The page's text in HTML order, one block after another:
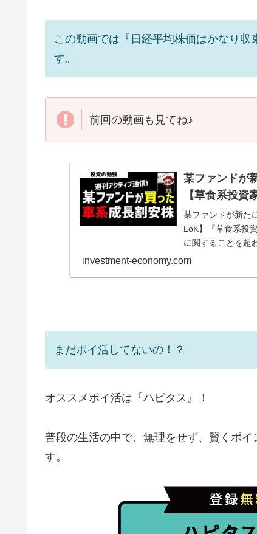
この動画では『日経平均株価はかなり
す。
前回の動画も見てね♪
某ファンドが
【草食系投資
某ファンドが新た
LoK】『草食系投
に関することを超
たいビジネスパー
investment-economy.com
まだポイ活してないの！？
オススメポイ活は『ハピタス』！
普段の生活の中で、無理をせず、賢くポ
す。